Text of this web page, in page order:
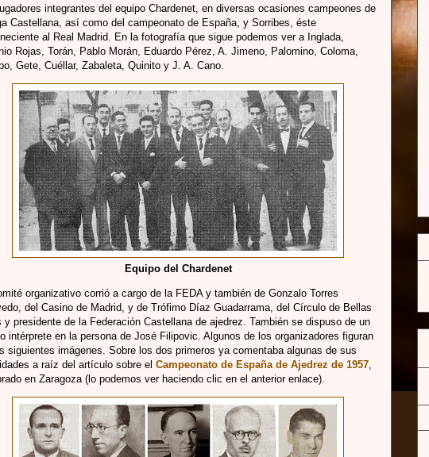
integrantes del equipo Chardenet, en diversas ocasiones campeones de
Castellana, así como del campeonato de España, y Sorribes, éste
al Real Madrid. En la fotografía que sigue podemos ver a Inglada,
Rojas, Torán, Pablo Morán, Eduardo Pérez, A. Jimeno, Palomino, Coloma,
Gete, Cuéllar, Zabaleta, Quinito y J. A. Cano.
Equipo del Chardenet
organizativo corrió a cargo de la FEDA y también de Gonzalo Torres
del Casino de Madrid, y de Trófimo Díaz Guadarrama, del Círculo de Bellas
y presidente de la Federación Castellana de ajedrez. También se dispuso de un
intérprete en la persona de José Filipovic. Algunos de los organizadores figuran
siguientes imágenes. Sobre los dos primeros ya comentaba algunas de sus
a raíz del artículo sobre el Campeonato de España de Ajedrez de 1957
en Zaragoza (lo podemos ver haciendo clic en el anterior enlace).